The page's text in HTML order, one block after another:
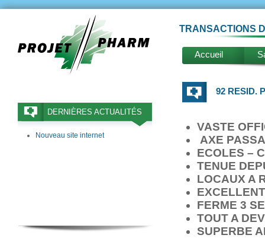
TRANSACTIONS
Accueil
DERNIÈRES ACTUALITÉS
Nouveau site internet
92 RESID.
VASTE
AXE
ECOLES –
TENUE
LOCAUX A
FERME 3
TOUT A
SUPERBE